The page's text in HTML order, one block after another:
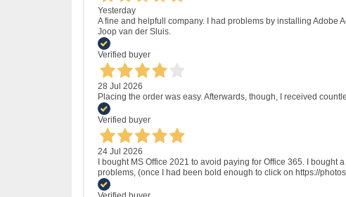
Yesterday
A fine and helpfull company. I had problems by installing Adobe
Joop van der Sluis.
Verified buyer
28 Jul 2026
Placing the order was easy. Afterwards, though, I received
Verified buyer
24 Jul 2026
I bought MS Office 2021 to avoid paying for Office 365. I
problems, (once I had been bold enough to click on https://